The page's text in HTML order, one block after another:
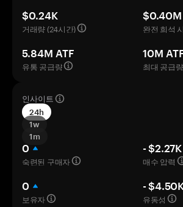
$0.24K
거래량 (24시간)
$0.40M
완전 희석
5.84M ATF
유통 공급량
10M
최대 공급량
인사이트
24h
1w
1m
0
숙련된 구매자
- $2.27K
매수 압력
0
보유자
-
유동성